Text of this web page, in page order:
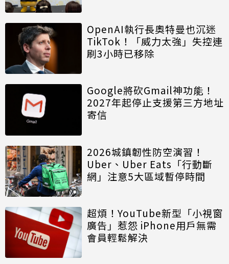
OpenAI執行長奧特曼也沉迷
TikTok！「威力太強」失控連
刷3小時已移除
Google將砍Gmail神功能！
2027年起停止支援第三方地址
寄信
2026城鎮韌性防空演習！
Uber、Uber Eats「行動斷
網」注意5大區域暫停時間
超煩！YouTube新型「小視窗
廣告」惹怨 iPhone用戶無需
會員輕鬆解決